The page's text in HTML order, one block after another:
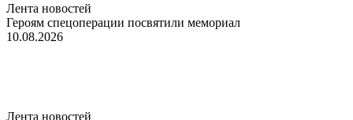
Лента новостей
Героям спецоперации посвятили мемориал
10.08.2026
Лента новостей